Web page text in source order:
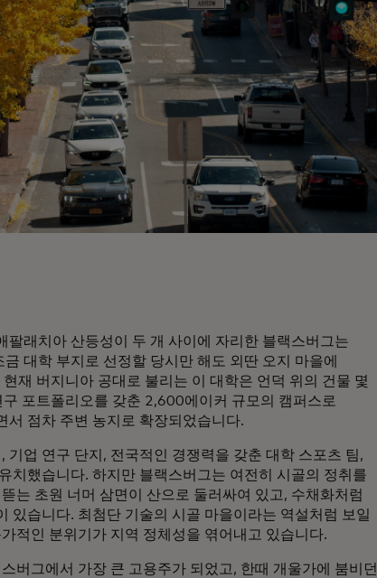
팔래치아 산등성이 두 개 사이에 자리한 블랙스버그는
대학 부지로 선정할 당시만 해도 외딴 오지 마을에
재 버지니아 공대로 불리는 이 대학은 언덕 위의 건물 몇
포트폴리오를 갖춘 2,600에이커 규모의 캠퍼스로
서 점차 주변 농지로 확장되었습니다.
기업 연구 단지, 전국적인 경쟁력을 갖춘 대학 스포츠 팀,
치했습니다. 하지만 블랙스버그는 여전히 시골의 정취를
는 초원 너머 삼면이 산으로 둘러싸여 있고, 수채화처럼
있습니다. 최첨단 기술의 시골 마을이라는 역설처럼 보일
적인 분위기가 지역 정체성을 엮어내고 있습니다.
버그에서 가장 큰 고용주가 되었고, 한때 개울가에 붐비던